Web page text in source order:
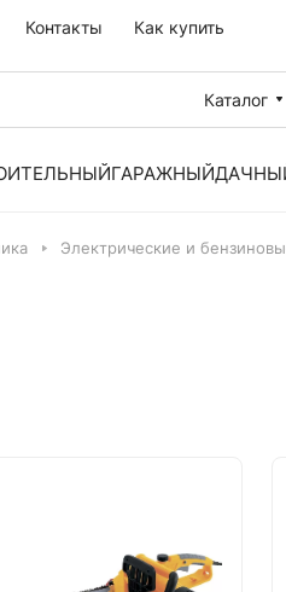
Контакты Как купить
Каталог
ГАРАЖНЫЙ
Электрические и